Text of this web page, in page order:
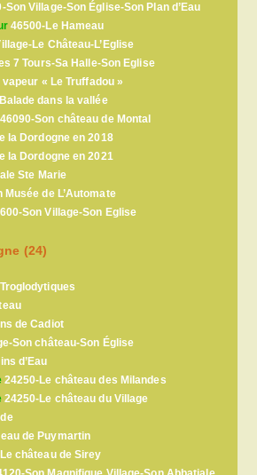
Son Village-Son Église-Son Plan d’Eau
46500-Le Hameau
Le Château-L’Eglise
7 Tours-Sa Halle-Son Eglise
« Le Truffadou »
dans la vallée
46090-Son château de Montal
la Dordogne en 2018
la Dordogne en 2021
Ste Marie
Musée de L’Automate
Son Village-Son Eglise
(24)
de Cadiot
Son château-Son Église
d’Eau
24250-Le château des Milandes
24250-Le château du Village
de Puymartin
château de Sirey